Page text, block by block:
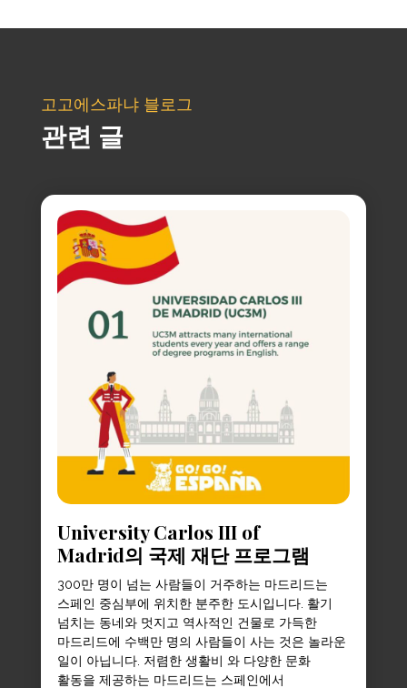
고고에스파냐 블로그
관련 글
University Carlos III of
Madrid의 국제 재단 프로그램
300만 명이 넘는 사람들이 거주하는 마드리드는
스페인 중심부에 위치한 분주한 도시입니다. 활기
넘치는 동네와 멋지고 역사적인 건물로 가득한
마드리드에 수백만 명의 사람들이 사는 것은 놀라운
일이 아닙니다. 저렴한 생활비 와 다양한 문화
활동을 제공하는 마드리드는 스페인에서